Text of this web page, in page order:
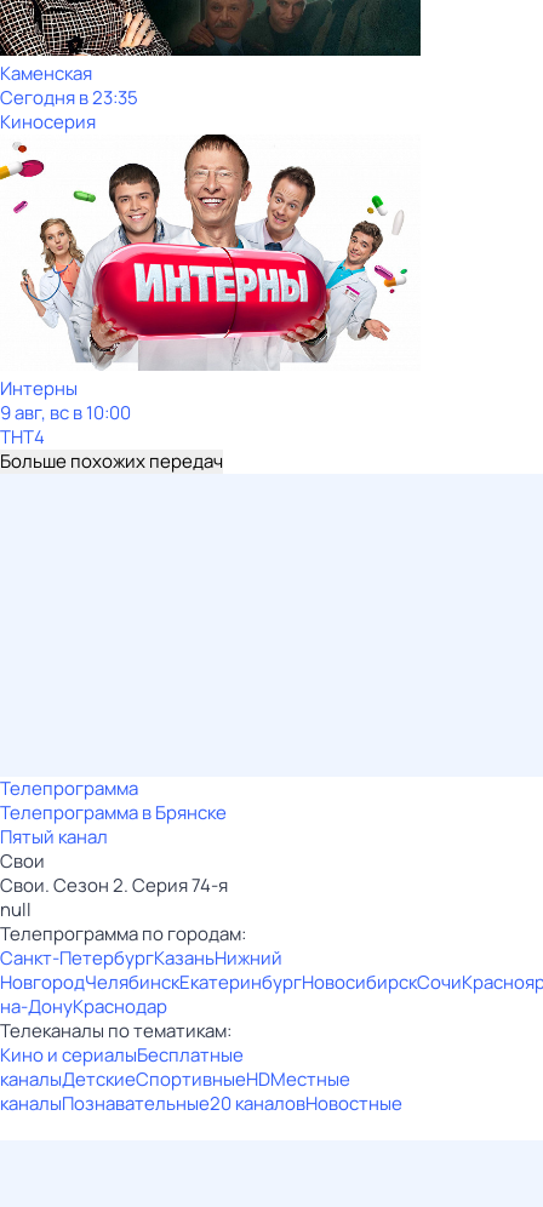
Каменская
Сегодня в 23:35
Киносерия
Интерны
9 авг, вс в 10:00
ТНТ4
Больше похожих передач
Телепрограмма
Телепрограмма в Брянске
Пятый канал
Свои
Свои. Сезон 2. Серия 74-я
null
Телепрограмма по городам:
Санкт-ПетербургКазаньНижний
НовгородЧелябинскЕкатеринбургНовосибирскСочи
на-ДонуКраснодар
Телеканалы по тематикам:
Кино и сериалыБесплатные
каналыДетскиеСпортивныеHDМестные
каналыПознавательные20 каналовНовостные